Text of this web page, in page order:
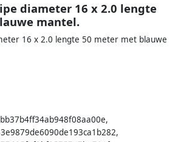
diameter 16 x 2.0 lengte
mantel.
16 x 2.0 lengte 50 meter met blauwe
,
,